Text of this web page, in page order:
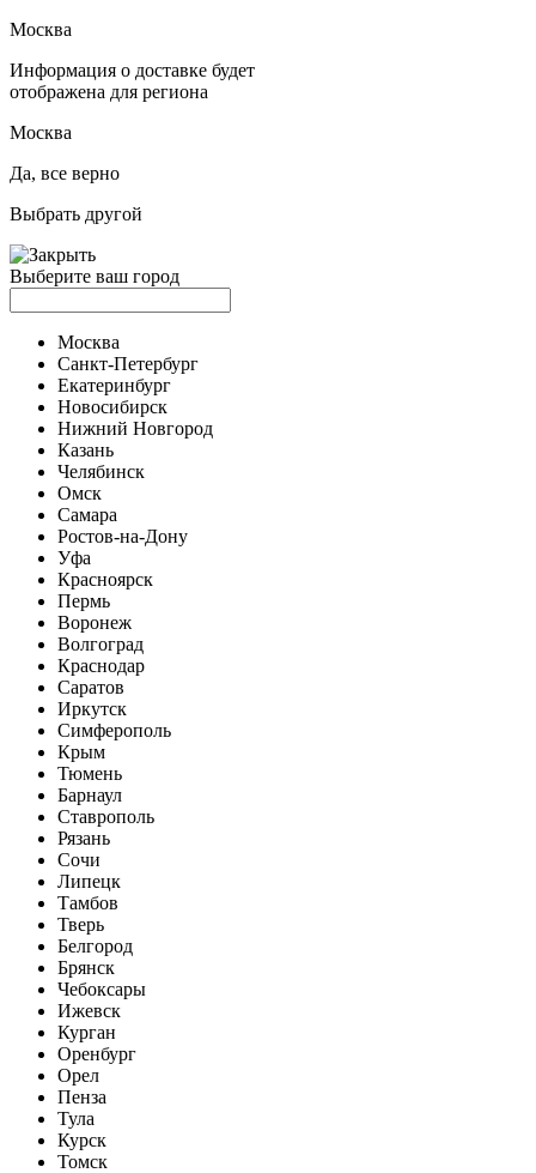
Москва
Информация о доставке будет
отображена для региона
Москва
Да, все верно
Выбрать другой
Выберите ваш город
Москва
Санкт-Петербург
Екатеринбург
Новосибирск
Нижний Новгород
Казань
Челябинск
Омск
Самара
Ростов-на-Дону
Уфа
Красноярск
Пермь
Воронеж
Волгоград
Краснодар
Саратов
Иркутск
Симферополь
Крым
Тюмень
Барнаул
Ставрополь
Рязань
Сочи
Липецк
Тамбов
Тверь
Белгород
Брянск
Чебоксары
Ижевск
Курган
Оренбург
Орел
Пенза
Тула
Курск
Томск